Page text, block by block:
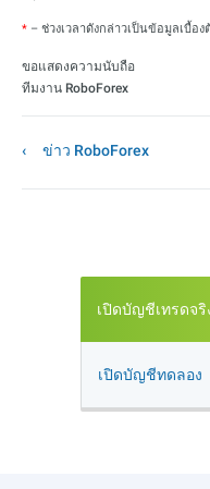
* – ช่วงเวลาดังกล่าวเป็นข้อมูลเบื้อ
ขอแสดงความนับถือ
ทีมงาน RoboForex
ข่าว RoboForex
เปิดบัญชีเทรดจริ
เปิดบัญชีทดลอง